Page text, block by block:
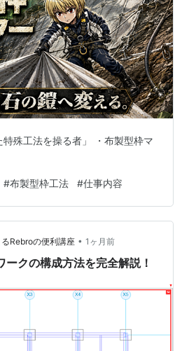
特殊工法を操る者」 ・布製型枠マ
#布製型枠工法 #仕事内容
Rebroの便利講座 • 1ヶ月前
ークの構成方法を完全解説！